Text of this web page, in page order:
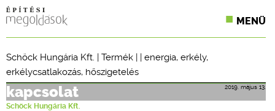
MENÜ
SZAKLAPOK
CPR TERMÉKKIÍRÁS
Schöck Hungária Kft. | Termék | | energia, erkély,
erkélycsatlakozás, hőszigetelés
2019. május 13.
kapcsolat
Schöck Hungária Kft.